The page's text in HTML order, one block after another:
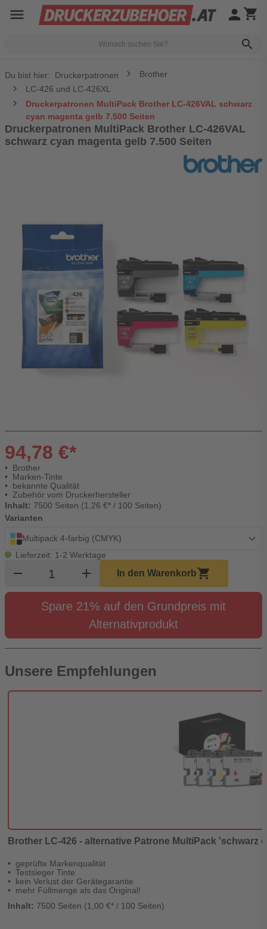
menu
search
person shopping_cart
Du bist hier: Druckerpatronen
Brother
LC-426 und LC-426XL
Druckerpatronen MultiPack Brother LC-426VAL schwarz
cyan magenta gelb 7.500 Seiten
Druckerpatronen MultiPack Brother LC-426VAL
schwarz cyan magenta gelb 7.500 Seiten
94,78 €*
Brother
Marken-Tinte
bekannte Qualität
Zubehör vom Druckerhersteller
Inhalt: 7500 Seiten (1,26 €* / 100 Seiten)
Varianten
Multipack 4-farbig (CMYK)
Lieferzeit: 1-2 Werktage
remove Produkt Warenkorb Menge
add In den Warenkorbshopping_cart
Spare 21% auf den Grundpreis mit
Alternativprodukt
Unsere Empfehlungen
Brother LC-426 - alternative Patrone MultiPack 'schwarz
geprüfte Markenqualität
Testsieger Tinte
kein Verlust der Gerätegarantie
mehr Füllmenge als das Original!
Inhalt: 7500 Seiten (1,00 €* / 100 Seiten)